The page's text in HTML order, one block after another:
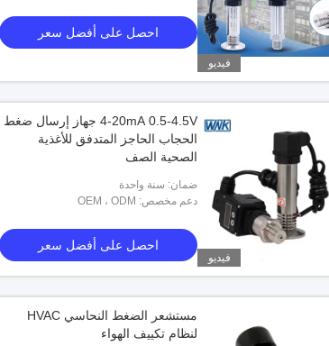
فيديو
احصل على أفضل سعر
فيديو
4-20mA 0.5-4.5V جهاز إرسال ضغط
الحجاب الحاجز المتدفق للأغذية
الصحية الصف
ضمان: سنة واحدة
دعم مخصص: OEM ، ODM
احصل على أفضل سعر
مستشعر الضغط النحاسي HVAC
لنظام تكييف الهواء